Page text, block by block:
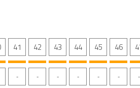
41 42 43 44 45 46